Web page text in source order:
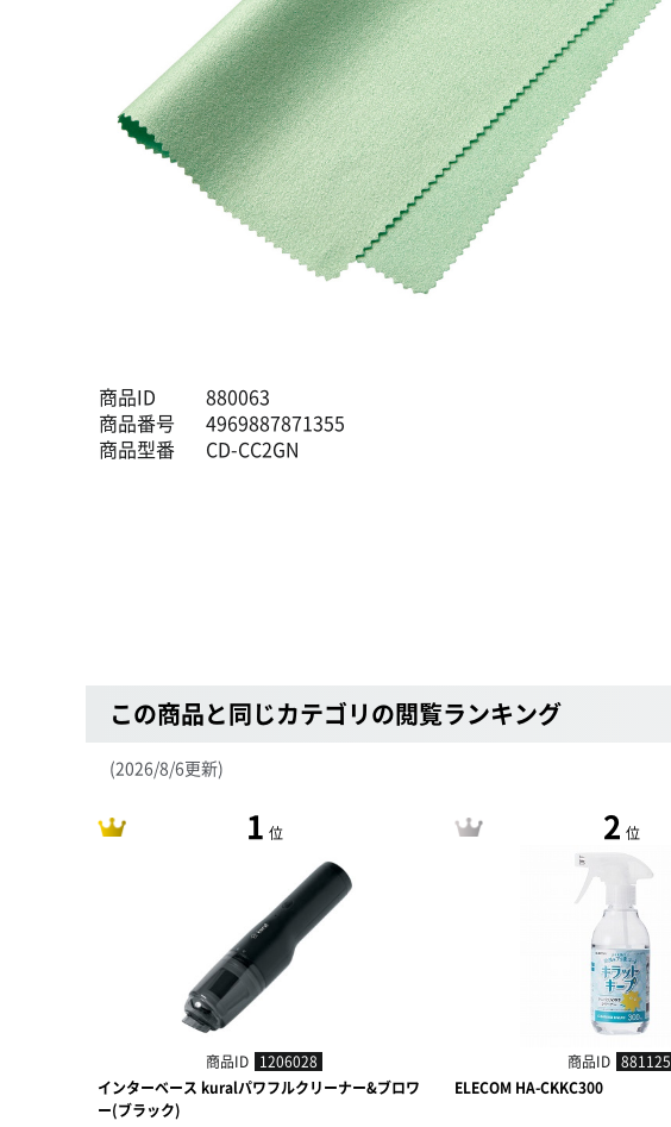
商品ID
880063
商品番号
4969887871355
商品型番
CD-CC2GN
この商品と同じカテゴリの閲覧ランキング
(2026/8/6更新)
1 位
商品ID 1206028
インターベース kuralパワフルクリーナー&ブロワ
ー(ブラック)
2 位
商品ID 881125
ELECOM HA-CKKC300